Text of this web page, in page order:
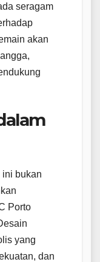
seragam
akan
ini bukan
Porto
yang
dan